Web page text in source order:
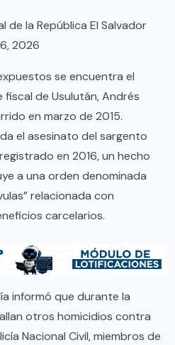
de la República El Salvador
2026
se encuentra el
fiscal de Usulután, Andrés
en marzo de 2015.
el asesinato del sargento
en 2016, un hecho
a una orden denominada
relacionada con
carcelarios.
informó que durante la
otros homicidios contra
Nacional Civil, miembros de